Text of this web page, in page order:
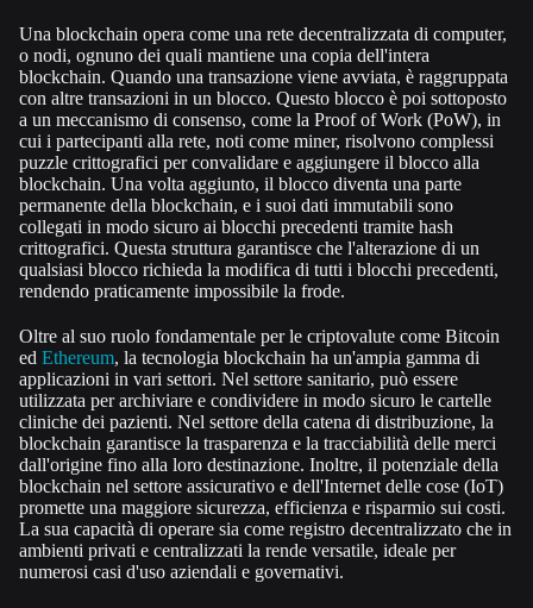
Una blockchain opera come una rete decentralizzata di computer,
o nodi, ognuno dei quali mantiene una copia dell'intera
blockchain. Quando una transazione viene avviata, è raggruppata
con altre transazioni in un blocco. Questo blocco è poi sottoposto
a un meccanismo di consenso, come la Proof of Work (PoW), in
cui i partecipanti alla rete, noti come miner, risolvono complessi
puzzle crittografici per convalidare e aggiungere il blocco alla
blockchain. Una volta aggiunto, il blocco diventa una parte
permanente della blockchain, e i suoi dati immutabili sono
collegati in modo sicuro ai blocchi precedenti tramite hash
crittografici. Questa struttura garantisce che l'alterazione di un
qualsiasi blocco richieda la modifica di tutti i blocchi precedenti,
rendendo praticamente impossibile la frode.
Oltre al suo ruolo fondamentale per le criptovalute come Bitcoin
ed Ethereum, la tecnologia blockchain ha un'ampia gamma di
applicazioni in vari settori. Nel settore sanitario, può essere
utilizzata per archiviare e condividere in modo sicuro le cartelle
cliniche dei pazienti. Nel settore della catena di distribuzione, la
blockchain garantisce la trasparenza e la tracciabilità delle merci
dall'origine fino alla loro destinazione. Inoltre, il potenziale della
blockchain nel settore assicurativo e dell'Internet delle cose (IoT)
promette una maggiore sicurezza, efficienza e risparmio sui costi.
La sua capacità di operare sia come registro decentralizzato che in
ambienti privati e centralizzati la rende versatile, ideale per
numerosi casi d'uso aziendali e governativi.